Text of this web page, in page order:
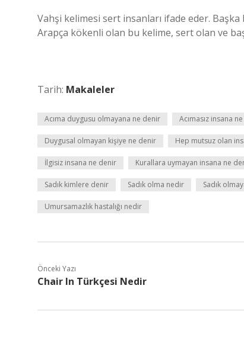
Vahşi kelimesi sert insanları ifade eder.
Arapça kökenli olan bu kelime, sert olan ve
Tarih: Makaleler
Acıma duygusu olmayana ne denir Acımasız insana
Duygusal olmayan kişiye ne denir Hep mutsuz olan
İlgisiz insana ne denir Kurallara uymayan insana ne
Sadık kimlere denir Sadık olma nedir Sadık
Umursamazlık hastalığı nedir
Önceki Yazı
Chair In Türkçesi Nedir